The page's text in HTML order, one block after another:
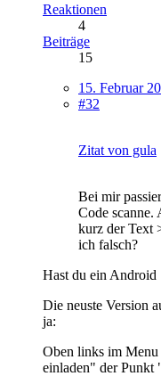
Reaktionen
4
Beiträge
15
15. Februar
#32
Zitat von gula
Bei mir
Code scanne.
kurz der Text
ich falsch?
Hast du ein Android
Die neuste Version
ja:
Oben links im Menu
einladen" der Punkt